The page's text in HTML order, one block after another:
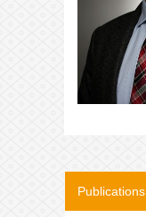
Publications